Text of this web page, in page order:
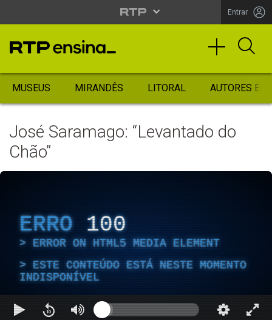
Entrar
MUSEUS MIRANDÊS LITORAL AUTORES
José Saramago: “Levantado do
Chão”
ERRO 100
ERROR ON HTML5 MEDIA ELEMENT
ESTE CONTEÚDO ESTÁ NESTE MOMENTO
INDISPONÍVEL